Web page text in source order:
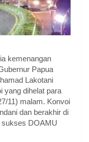
kemenangan
Papua
Lakotani
yang dihelat para
11) malam. Konvoi
dan berakhir di
sukses DOAMU